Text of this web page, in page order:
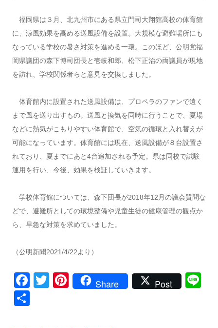
福岡県は３月、北九州市にある県立門司大翔館高校の体育館
に、涼風効果を高める送風設備を設置。大規模な避難場所にも
なっている学校の暑さ対策を進める一環。このほど、公明党福
岡県議団の森下博司団長と壱岐和郎、松下正治の両議員が現地
を訪れ、学校関係者らと意見を交換しました。
体育館内に設置された送風設備は、プロペラのファンで遠く
まで風を送り出すもの。送風と換気を同時に行うことで、夏場
などに熱気がこもりやすい体育館で、空気の循環と入れ替えが
可能になっています。体育館には現在、送風設備が８台設置さ
れており、夏までにあと4台追加される予定。県は同校で試験
運用を行い、今後、効果を検証していきます。
学校体育館については、森下団長が2018年12月の議会質問な
どで、避難所としての環境整備や児童生徒の健康管理の観点か
ら、早急な対策を求めていました。
（公明新聞2021/4/22より）
Facebook
TwitterPinterest
Share Post